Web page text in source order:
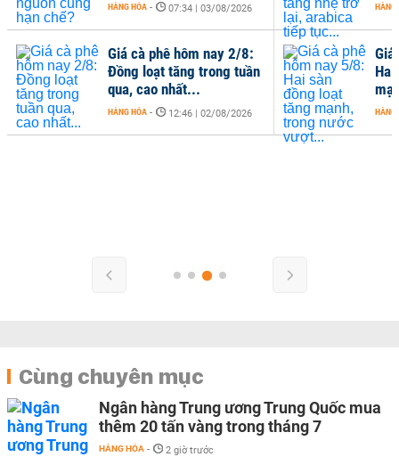
HÀNG
HÀNG HÓA - 07:34 | 03/08/2026
Giá cà phê hôm nay 2/8:
Đồng loạt tăng trong tuần
qua, cao nhất...
HÀNG HÓA - 12:46 | 02/08/2026
HÀNG
Cùng chuyên mục
Ngân hàng Trung ương Trung Quốc mua
thêm 20 tấn vàng trong tháng 7
HÀNG HÓA - 2 giờ trước